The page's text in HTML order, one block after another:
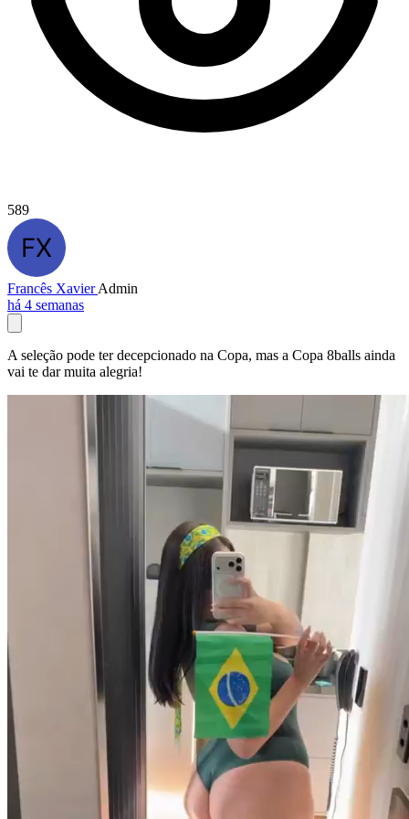
589
Francês XavierAdmin
há 4 semanas
A seleção pode ter decepcionado na Copa, mas a Copa 8balls ainda
vai te dar muita alegria!